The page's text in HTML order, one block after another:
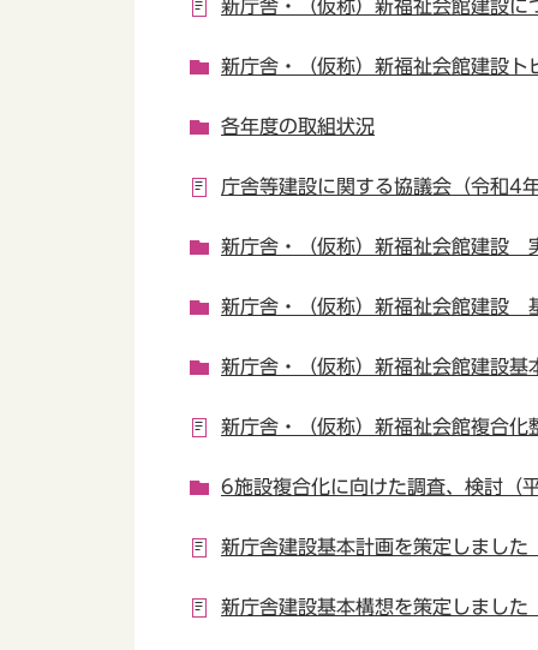
新庁舎・（仮称）新福祉会館建設に
新庁舎・（仮称）新福祉会館建設ト
各年度の取組状況
庁舎等建設に関する協議会（令和4
新庁舎・（仮称）新福祉会館建設
新庁舎・（仮称）新福祉会館建設
新庁舎・（仮称）新福祉会館建設
新庁舎・（仮称）新福祉会館複合
6施設複合化に向けた調査、検討（
新庁舎建設基本計画を策定しました
新庁舎建設基本構想を策定しました